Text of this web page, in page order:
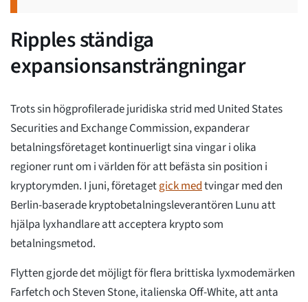
Ripples ständiga
expansionsansträngningar
Trots sin högprofilerade juridiska strid med United States
Securities and Exchange Commission, expanderar
betalningsföretaget kontinuerligt sina vingar i olika
regioner runt om i världen för att befästa sin position i
kryptorymden. I juni, företagetgick medtvingar med den
Berlin-baserade kryptobetalningsleverantören Lunu att
hjälpa lyxhandlare att acceptera krypto som
betalningsmetod.
Flytten gjorde det möjligt för flera brittiska lyxmodemärken
Farfetch och Steven Stone, italienska Off-White, att anta